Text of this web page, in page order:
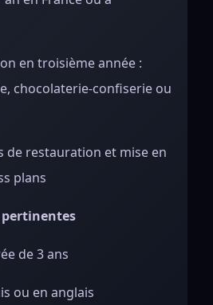
en troisième année :
chocolaterie-confiserie ou
de restauration et mise en
plans
de 3 ans
ou en anglais